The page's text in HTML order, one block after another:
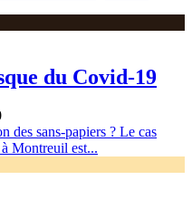
du Covid-19
des sans-papiers ? Le cas
Montreuil est...